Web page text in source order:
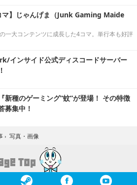
マ】じゃんげま（Junk Gaming Maide
一大コンテンツに成長した4コマ。単行本も好評
インサイド公式ディスコードサーバー
新種のゲーミング“蚊”が登場！ その特徴
募集中！
› 写真・画像